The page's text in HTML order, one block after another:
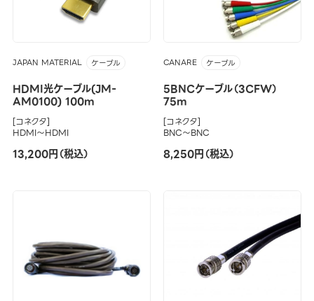
JAPAN MATERIAL ケーブル
HDMI光ケーブル(JM-
AM0100) 100m
[コネクタ]
HDMI～HDMI
13,200円（税込）
CANARE ケーブル
5BNCケーブル（3CFW）
75m
[コネクタ]
BNC～BNC
8,250円（税込）